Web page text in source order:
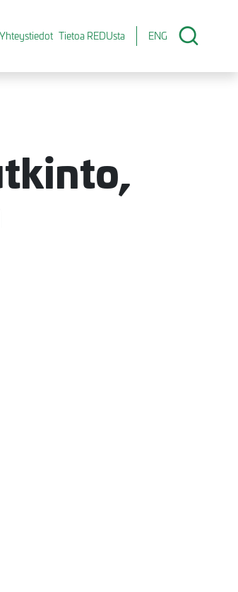
Yhteystiedot Tietoa REDUsta ENG